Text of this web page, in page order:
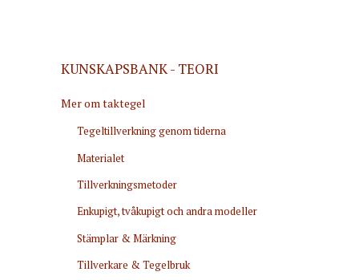
KUNSKAPSBANK - TEORI
Mer om taktegel
Tegeltillverkning genom tiderna
Materialet
Tillverkningsmetoder
Enkupigt, tvåkupigt och andra modeller
Stämplar & Märkning
Tillverkare & Tegelbruk